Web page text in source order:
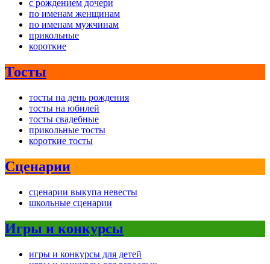
с рождением дочери
по именам женщинам
по именам мужчинам
прикольные
короткие
Тосты
тосты на день рождения
тосты на юбилей
тосты свадебные
прикольные тосты
короткие тосты
Сценарии
сценарии выкупа невесты
школьные сценарии
Игры и конкурсы
игры и конкурсы для детей